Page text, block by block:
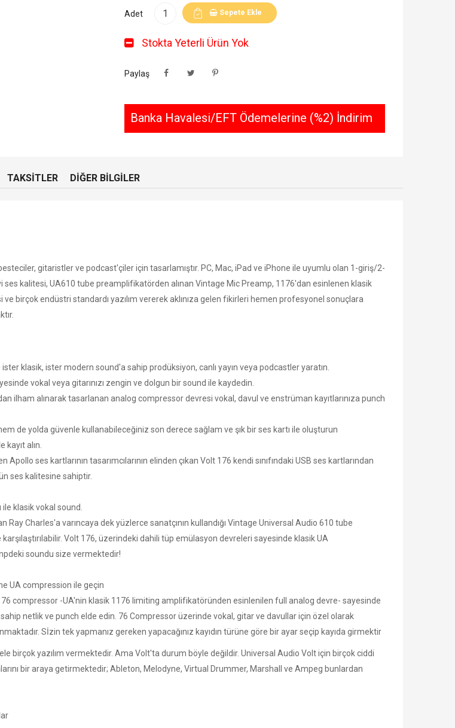
Adet Sepete Ekle
Stokta Yeterli Ürün Yok
Paylaş
Banka Havalesi/EFT Ödemelerine (%2) İndirim
TAKSITLER DIĞER BILGILER
gitaristler ve podcast'çiler için tasarlamıştır. PC, Mac, iPad ve iPhone ile uyumlu olan 1-giriş/2-
ses kalitesi, UA610 tube preamplifikatörden alınan Vintage Mic Preamp, 1176'dan esinlenen klasik
birçok endüstri standardı yazılım vererek aklınıza gelen fikirleri hemen profesyonel sonuçlara
ister klasik, ister modern sound'a sahip prodüksiyon, canlı yayın veya podcastler yaratın.
vokal veya gitarınızı zengin ve dolgun bir sound ile kaydedin.
ilham alınarak tasarlanan analog compressor devresi vokal, davul ve enstrüman kayıtlarınıza punch
de yolda güvenle kullanabileceğiniz son derece sağlam ve şık bir ses kartı ile oluşturun
kayıt alın.
Apollo ses kartlarının tasarımcılarının elinden çıkan Volt 176 kendi sınıfındaki USB ses kartlarından
ses kalitesine sahiptir.
klasik vokal sound.
Ray Charles'a varıncaya dek yüzlerce sanatçının kullandığı Vintage Universal Audio 610 tube
Volt 176, üzerindeki dahili tüp emülasyon devreleri sayesinde klasik UA
soundu size vermektedir!
UA compression ile geçin
compressor -UA'nin klasik 1176 limiting amplifikatöründen esinlenilen full analog devre- sayesinde
netlik ve punch elde edin. 76 Compressor üzerinde vokal, gitar ve davullar için özel olarak
Sİzin tek yapmanız gereken yapacağınız kayıdın türüne göre bir ayar seçip kayıda girmektir
birçok yazılım vermektedir. Ama Volt'ta durum böyle değildir. Universal Audio Volt için birçok ciddi
bir araya getirmektedir; Ableton, Melodyne, Virtual Drummer, Marshall ve Ampeg bunlardan